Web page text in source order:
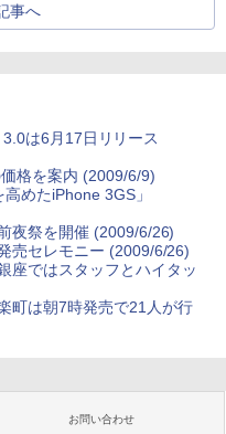
事へ
は6月17日リリース
格を案内 (2009/6/9)
めたiPhone 3GS」
夜祭を開催(2009/6/26)
売セレモニー (2009/6/26)
座ではスタッフとハイタッ
町は朝7時発売で21人が行
お問い合わせ